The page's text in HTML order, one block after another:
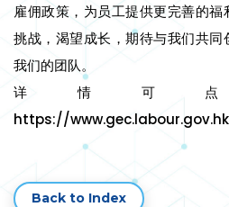
雇佣政策，为员工提供更完善的
挑战，渴望成长，期待与我们共同
我们的团队。
详情可
https://
Back to Index